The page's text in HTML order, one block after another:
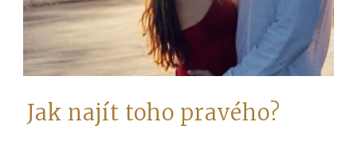
Jak najít toho pravého?